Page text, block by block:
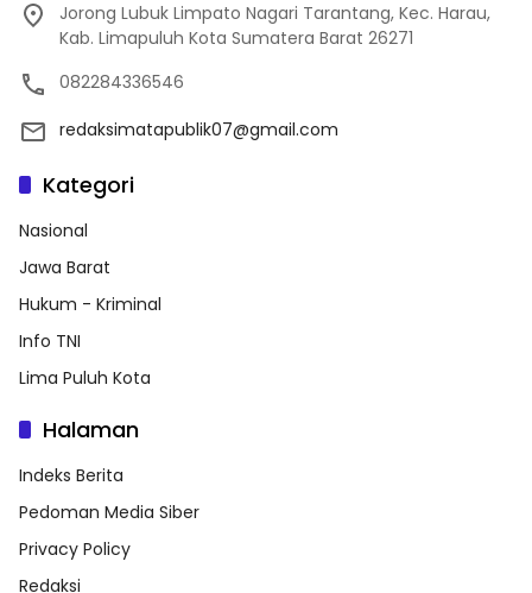
Jorong Lubuk Limpato Nagari Tarantang, Kec. Harau,
Kab. Limapuluh Kota Sumatera Barat 26271
082284336546
redaksimatapublik07@gmail.com
Kategori
Nasional
Jawa Barat
Hukum - Kriminal
Info TNI
Lima Puluh Kota
Halaman
Indeks Berita
Pedoman Media Siber
Privacy Policy
Redaksi